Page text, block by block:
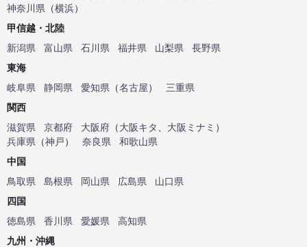
神奈川県 （横浜）
甲信越・北陸
新潟県
富山県 石川県 福井県 山梨県
長野県
東海
岐阜県
静岡県 愛知県 （名古屋）
三重県
関西
滋賀県
京都府 大阪府 （大阪キタ 大阪ミナミ ）
兵庫県 （神戸） 奈良県
和歌山県
中国
鳥取県
島根県 岡山県 広島県
山口県
四国
徳島県
香川県 愛媛県
高知県
九州・沖縄